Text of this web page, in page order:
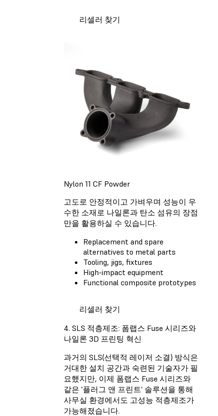
리셀러 찾기
Nylon 11 CF Powder
고도로 안정적이고 가벼우며 성능이 우
수한 소재로 나일론과 탄소 섬유의 장점
만을 활용하실 수 있습니다.
Replacement and spare
alternatives to metal parts
Tooling, jigs, fixtures
High-impact equipment
Functional composite prototypes
리셀러 찾기
4. SLS 적층제조: 폼랩스 Fuse 시리즈와
나일론 3D 프린팅 혁신
과거의 SLS(선택적 레이저 소결) 방식은
거대한 설치 공간과 숙련된 기술자가 필
요했지만, 이제 폼랩스 Fuse 시리즈와
같은 '플러그 앤 프린트' 솔루션을 통해
사무실 환경에서도 고성능 적층제조가
가능해졌습니다.